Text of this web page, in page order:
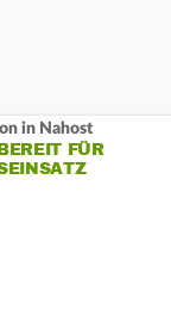
in Nahost
FÜR